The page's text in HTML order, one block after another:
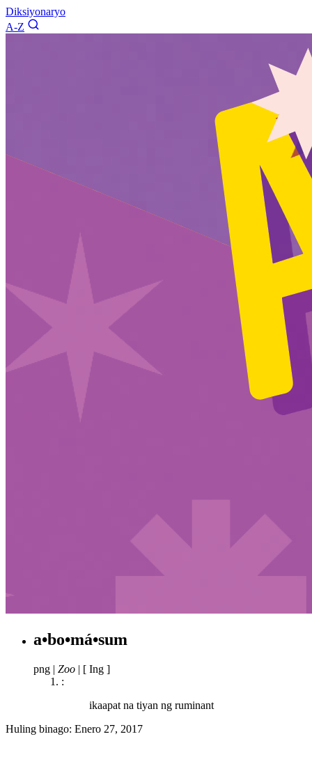
Diksiyonaryo
A-Z
a•bo•má•sum
png | Zoo | [ Ing ]
:
ikaapat na tiyan ng ruminant
Huling binago: Enero 27, 2017